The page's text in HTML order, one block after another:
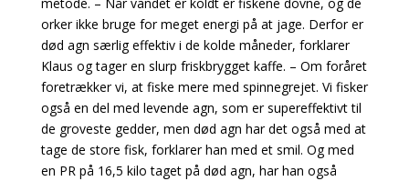
metode. – Når vandet er koldt er fiskene dovne, og de
orker ikke bruge for meget energi på at jage. Derfor er
død agn særlig effektiv i de kolde måneder, forklarer
Klaus og tager en slurp friskbrygget kaffe. – Om foråret
foretrækker vi, at fiske mere med spinnegrejet. Vi fisker
også en del med levende agn, som er supereffektivt til
de groveste gedder, men død agn har det også med at
tage de store fisk, forklarer han med et smil. Og med
en PR på 16,5 kilo taget på død agn, har han også